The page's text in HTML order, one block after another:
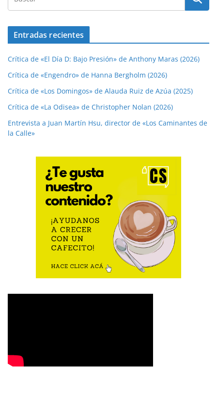
Entradas recientes
Crítica de «El Día D: Bajo Presión» de Anthony Maras (2026)
Crítica de «Engendro» de Hanna Bergholm (2026)
Crítica de «Los Domingos» de Alauda Ruiz de Azúa (2025)
Crítica de «La Odisea» de Christopher Nolan (2026)
Entrevista a Juan Martín Hsu, director de «Los Caminantes de
la Calle»